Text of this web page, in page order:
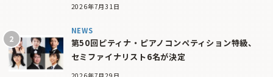
2026年7月31日
NEWS
第50回ピティナ・ピアノコンペティション特級、
セミファイナリスト6名が決定